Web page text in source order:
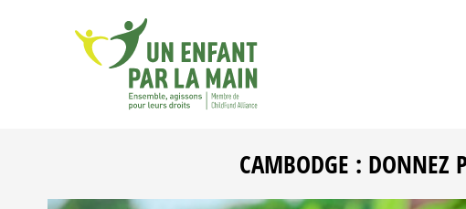
CAMBODGE : DONNEZ